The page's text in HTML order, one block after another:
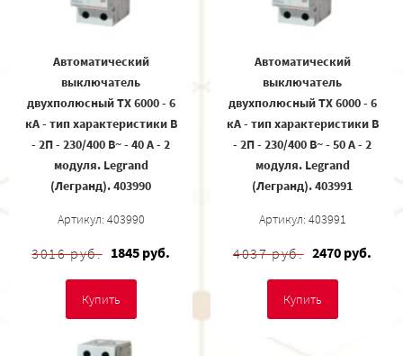
Автоматический
выключатель
двухполюсный TX 6000 - 6
кА - тип характеристики B
- 2П - 230/400 В~ - 40 А - 2
модуля. Legrand
(Легранд). 403990
Артикул: 403990
3016 руб. 1845 руб.
Купить
Автоматический
выключатель
двухполюсный TX 6000 - 6
кА - тип характеристики B
- 2П - 230/400 В~ - 50 А - 2
модуля. Legrand
(Легранд). 403991
Артикул: 403991
4037 руб. 2470 руб.
Купить